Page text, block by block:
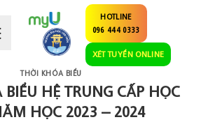
HOTLINE
096 444 0333
XÉT TUYỂN ONLINE
THỜI KHÓA BIỂU
HỆ TRUNG CẤP HỌC
HỌC 2023 – 2024